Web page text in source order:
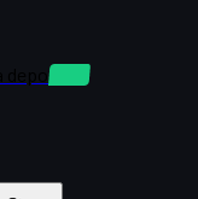
deposito